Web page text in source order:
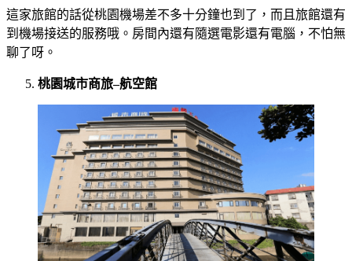
這家旅館的話從桃園機場差不多十分鐘也到了，而且旅館還有
到機場接送的服務哦。房間內還有隨選電影還有電腦，不怕無
聊了呀。
桃園城市商旅–航空館